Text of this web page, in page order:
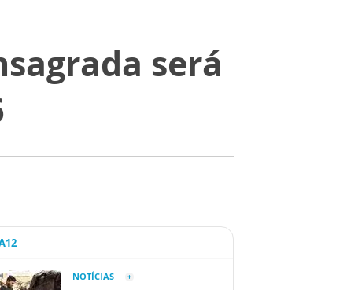
será
NOTÍCIAS